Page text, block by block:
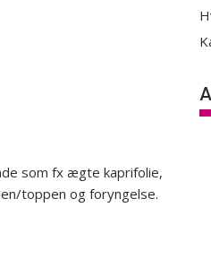
som fx ægte kaprifolie,
toppen og foryngelse.